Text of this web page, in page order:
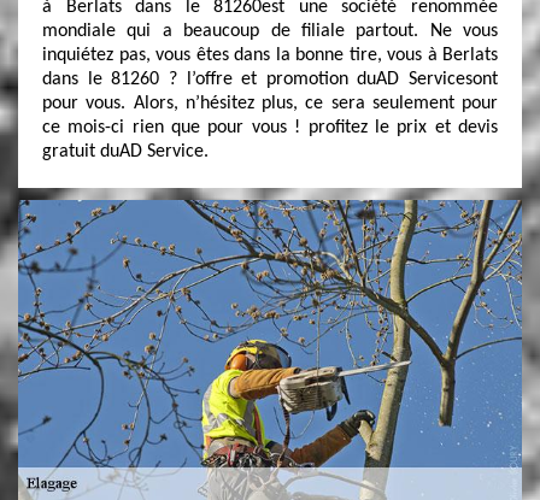
à Berlats dans le 81260est une société renommée
mondiale qui a beaucoup de filiale partout. Ne vous
inquiétez pas, vous êtes dans la bonne tire, vous à Berlats
dans le 81260 ? l’offre et promotion duAD Servicesont
pour vous. Alors, n’hésitez plus, ce sera seulement pour
ce mois-ci rien que pour vous ! profitez le prix et devis
gratuit duAD Service.